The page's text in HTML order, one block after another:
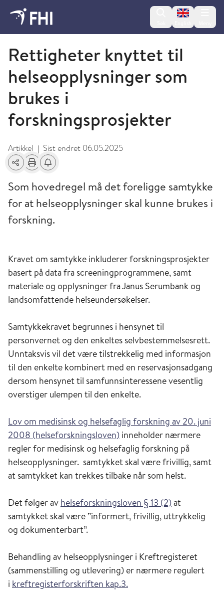
Change
Personvern og informasjonssikkerhet
Rettigheter knyttet til
helseopplysninger som
brukes i
forskningsprosjekter
Artikkel | Sist endret 06.05.2025
Del Skriv utFå varsel om endringer
Som hovedregel må det foreligge samtykke
for at helseopplysninger skal kunne brukes i
forskning.
Kravet om samtykke inkluderer forskningsprosjekter
basert på data fra screeningprogrammene, samt
materiale og opplysninger fra Janus Serumbank og
landsomfattende helseundersøkelser.
Samtykkekravet begrunnes i hensynet til
personvernet og den enkeltes selvbestemmelsesrett.
Unntaksvis vil det være tilstrekkelig med informasjon
til den enkelte kombinert med en reservasjonsadgang
dersom hensynet til samfunnsinteressene vesentlig
overstiger ulempen til den enkelte.
Lov om medisinsk og helsefaglig forskning av 20. juni
2008 (helseforskningsloven) inneholder nærmere
regler for medisinsk og helsefaglig forskning på
helseopplysninger. samtykket skal være frivillig, samt
at samtykket kan trekkes tilbake når som helst.
Det følger av helseforskningsloven § 13 (2)at
samtykket skal være ”informert, frivillig, uttrykkelig
og dokumenterbart”.
Behandling av helseopplysninger i Kreftregisteret
(sammenstilling og utlevering) er nærmere regulert
i kreftregisterforskriften kap.3.